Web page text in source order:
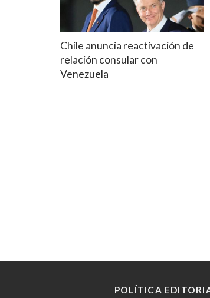
Chile anuncia reactivación de
relación consular con
Venezuela
POLÍTICA